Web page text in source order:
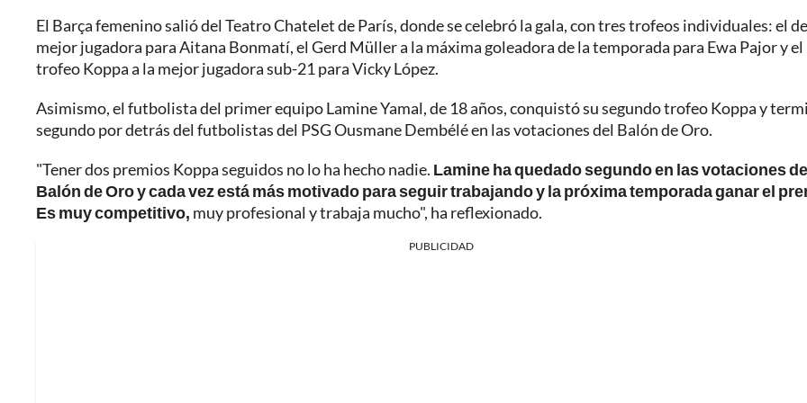
El Barça femenino salió del Teatro Chatelet de París, donde se celebró la gala, con tres trofeos individuales: el de
mejor jugadora para Aitana Bonmatí, el Gerd Müller a la máxima goleadora de la temporada para Ewa Pajor y el
trofeo Koppa a la mejor jugadora sub-21 para Vicky López.
Asimismo, el futbolista del primer equipo Lamine Yamal, de 18 años, conquistó su segundo trofeo Koppa y
segundo por detrás del futbolistas del PSG Ousmane Dembélé en las votaciones del Balón de Oro.
"Tener dos premios Koppa seguidos no lo ha hecho nadie. Lamine ha quedado segundo en las votaciones
Balón de Oro y cada vez está más motivado para seguir trabajando y la próxima temporada ganar el
Es muy competitivo, muy profesional y trabaja mucho", ha reflexionado.
PUBLICIDAD